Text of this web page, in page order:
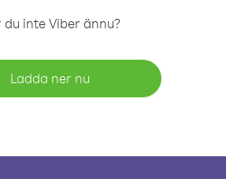
du inte Viber ännu?
Ladda ner nu